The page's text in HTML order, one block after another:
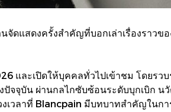
ดแสดงครั้งสำคัญที่บอกเล่าเรื่องราวข
และเปิดให้บุคคลทั่วไปเข้าชม โดยรว
จจุบัน ผ่านกลไกซับซ้อนระดับบุกเบิก
วลาที่ Blancpain มีบทบาทสำคัญในก